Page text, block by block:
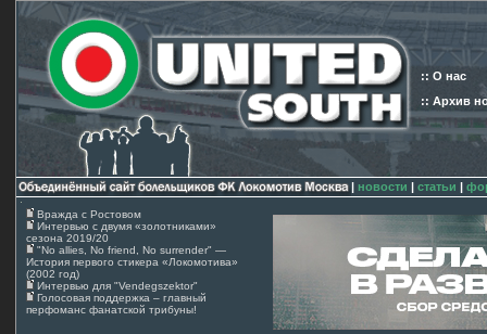
:: О нас
:: Архив
| новости | статьи |
Вражда с Ростовом
Интервью с двумя «золотниками»
сезона 2019/20
"No allies, No friend, No surrender" —
История первого стикера «Локомотива»
(2002 год)
Интервью для "Vendegszektor"
Голосовая поддержка – главный
перфоманс фанатской трибуны!